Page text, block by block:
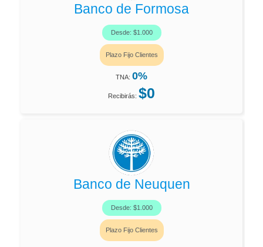
Banco de Formosa
Desde: $1.000
Plazo Fijo Clientes
TNA: 0%
Recibirás: $0
Banco de Neuquen
Desde: $1.000
Plazo Fijo Clientes